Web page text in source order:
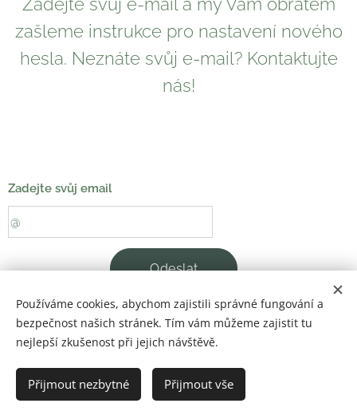
Zadejte svůj e-mail a my Vám obratem
zašleme instrukce pro nastavení nového
hesla. Neznáte svůj e-mail? Kontaktujte
nás!
Zadejte svůj email
Odeslat
Cookies
Používáme cookies, abychom zajistili správné fungování a
bezpečnost našich stránek. Tím vám můžeme zajistit tu
nejlepší zkušenost při jejich návštěvě.
Přijmout nezbytné Přijmout vše